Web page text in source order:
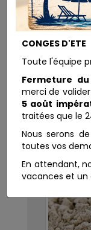
CONGES D'ETE
Toute l'équipe
Fermeture
merci de
5 août
traitées que le
Nous serons
toutes vos
En attendant,
vacances et un